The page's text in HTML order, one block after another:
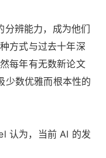
分辨能力，成为他们
方式与过去十年深
每年有无数新论文
少数优雅而根本性的
认为，当前 AI 的发